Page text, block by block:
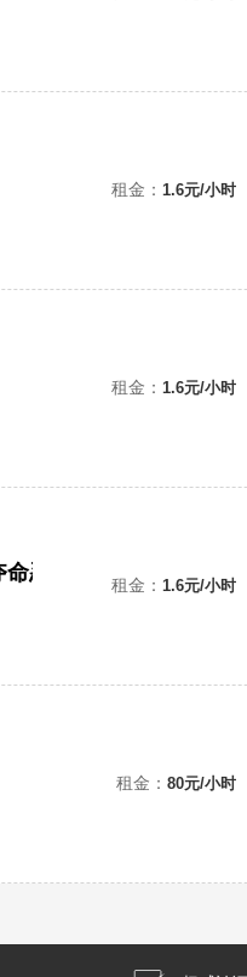
租金： 1.6元/小时
租金： 1.6元/小时
租金： 1.6元/小时
租金： 80元/小时